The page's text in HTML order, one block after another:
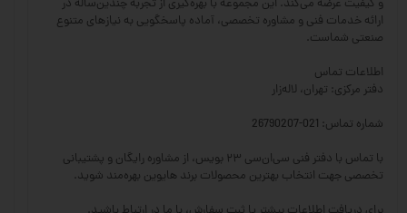
و کیفیت عرضه می‌کند. این مجموعه با بهره‌گیری از تجربه چندین‌ساله در
ارائه خدمات فنی و مشاوره تخصصی، آماده پاسخگویی به نیازهای متنوع
صنعتی شماست.
اطلاعات تماس
دفتر مرکزی: تهران، لاله‌زار
شماره تماس: 021-26790207
با تماس با دفتر فنی سی‌ان‌سی ۲۳ بویس، از مشاوره رایگان و پشتیبانی
تخصصی جهت انتخاب بهترین محصولات برند هایوین بهره‌مند شوید.